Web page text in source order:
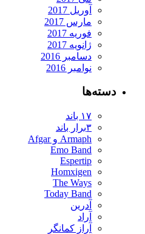
مارس 2017
دسامبر 2016
Armaph و Afgar
Emo Band
Espertip
Homxigen
The Ways
Today Band
آراز کمانگر